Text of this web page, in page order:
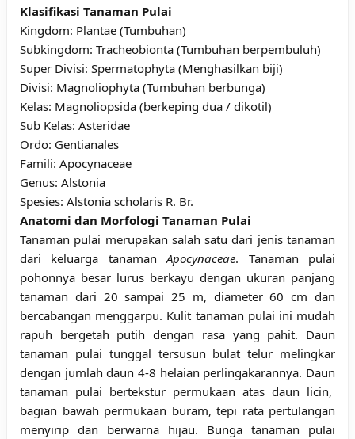
Klasifikasi Tanaman Pulai
Kingdom: Plantae (Tumbuhan)
Subkingdom: Tracheobionta (Tumbuhan berpembuluh)
Super Divisi: Spermatophyta (Menghasilkan biji)
Divisi: Magnoliophyta (Tumbuhan berbunga)
Kelas: Magnoliopsida (berkeping dua / dikotil)
Sub Kelas: Asteridae
Ordo: Gentianales
Famili: Apocynaceae
Genus: Alstonia
Spesies: Alstonia scholaris R. Br.
Anatomi dan Morfologi Tanaman Pulai
Tanaman pulai merupakan salah satu dari jenis tanaman
dari keluarga tanamanApocynaceae. Tanaman pulai
pohonnya besar lurus berkayu dengan ukuran panjang
tanaman dari 20 sampai 25 m, diameter 60 cm dan
bercabangan menggarpu. Kulit tanaman pulai ini mudah
rapuh bergetah putih dengan rasa yang pahit. Daun
tanaman pulai tunggal tersusun bulat telur melingkar
dengan jumlah daun 4-8 helaian perlingakarannya. Daun
tanaman pulai bertekstur permukaan atas daun licin,
bagian bawah permukaan buram, tepi rata pertulangan
menyirip dan berwarna hijau. Bunga tanaman pulai